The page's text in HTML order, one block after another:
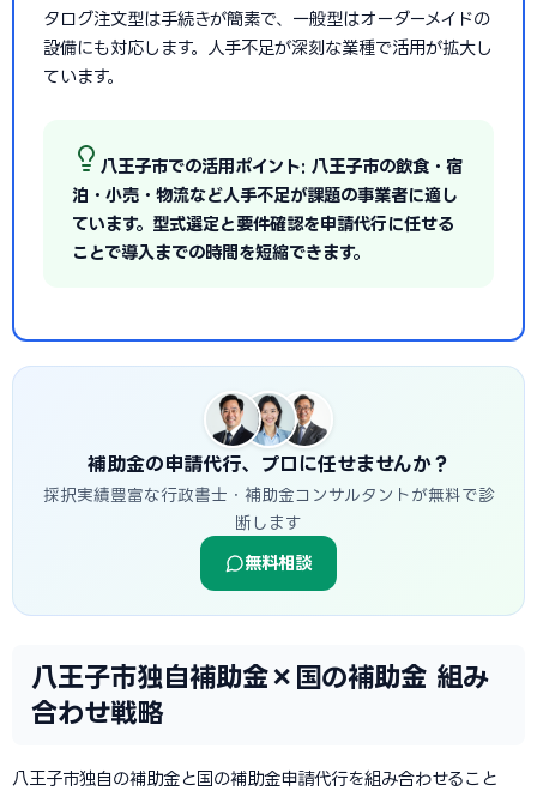
タログ注文型は手続きが簡素で、一般型はオーダーメイドの
設備にも対応します。人手不足が深刻な業種で活用が拡大し
ています。
八王子市での活用ポイント: 八王子市の飲食・宿
泊・小売・物流など人手不足が課題の事業者に適し
ています。型式選定と要件確認を申請代行に任せる
ことで導入までの時間を短縮できます。
補助金の申請代行、プロに任せませんか？
採択実績豊富な行政書士・補助金コンサルタントが無料で診
断します
無料相談
八王子市独自補助金×国の補助金 組み
合わせ戦略
八王子市独自の補助金と国の補助金申請代行を組み合わせること